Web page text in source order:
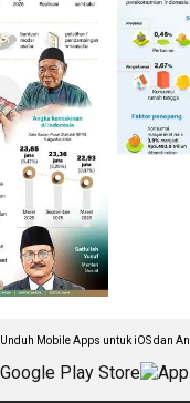
Unduh Mobile Apps untuk iOS dan